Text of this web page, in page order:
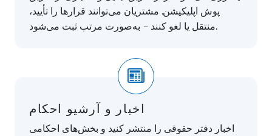
پوش اپلیکیشن. مشتریان می‌توانند قرارها را تأیید،
منتقل یا لغو کنند – به‌صورت مرتب ثبت می‌شود.
اخبار و آرشیو احکام
اخبار دفتر حقوقی را منتشر کنید و بخش‌های احکامی